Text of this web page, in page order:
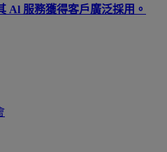
Al 服務獲得客戶廣泛採用。